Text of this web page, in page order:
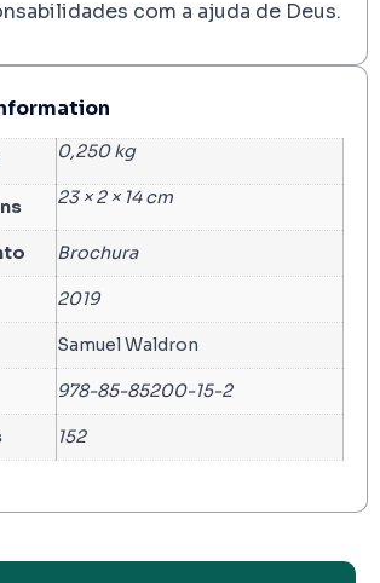
com a ajuda de Deus.
0,250 kg
23 × 2 × 14 cm
Brochura
2019
Samuel Waldron
978-85-85200-15-2
152